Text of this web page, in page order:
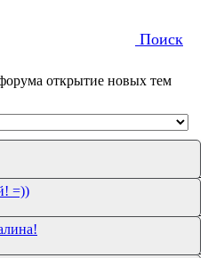
Поиск
открытие новых тем
=))